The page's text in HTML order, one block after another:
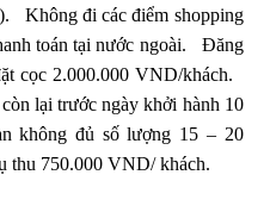
Không đi các điểm shopping
toán tại nước ngoài.
Đăng
cọc 2.000.000 VND/khách.
lại trước ngày khởi hành 10
không đủ số lượng 15 – 20
thu 750.000 VND/ khách.